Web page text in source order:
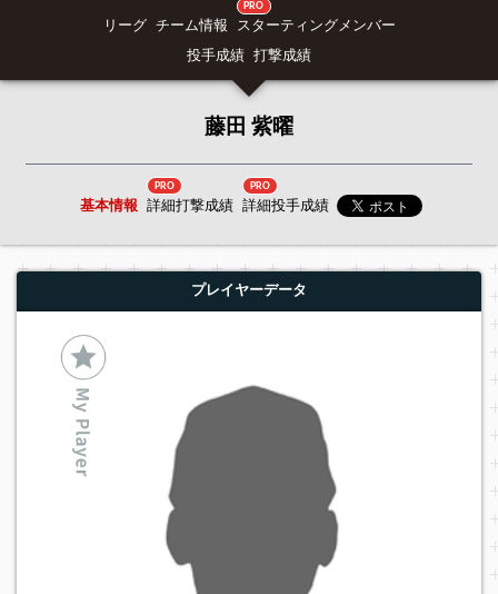
リーグ チーム情報
PRO
スターティングメンバー
投手成績 打撃成績
藤田 紫曜
基本情報
PRO
詳細打撃成績
PRO
詳細投手成績
プレイヤーデータ